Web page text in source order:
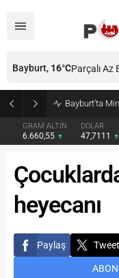
Bayburt’ta
GRAM ALTIN
6.660,55
DOLAR
47,7111
Bayburt, 16°CParçalı Az
heyecanı
Paylaş